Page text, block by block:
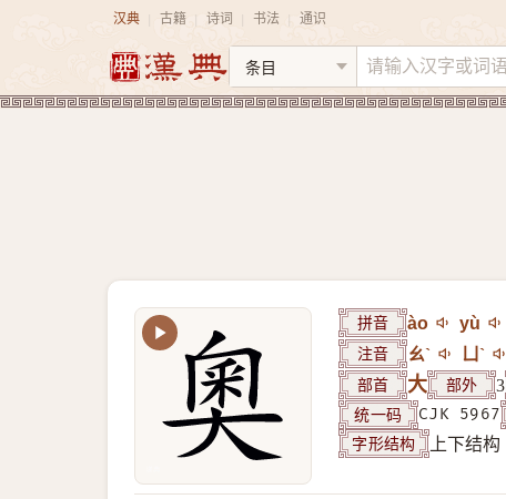
汉典 古籍 诗词 书法 通识
拼音 ào yù
注音 ㄠˋ ㄩˋ
部首 大 部外 3
统一码 CJK 5967
字形结构 上下结构